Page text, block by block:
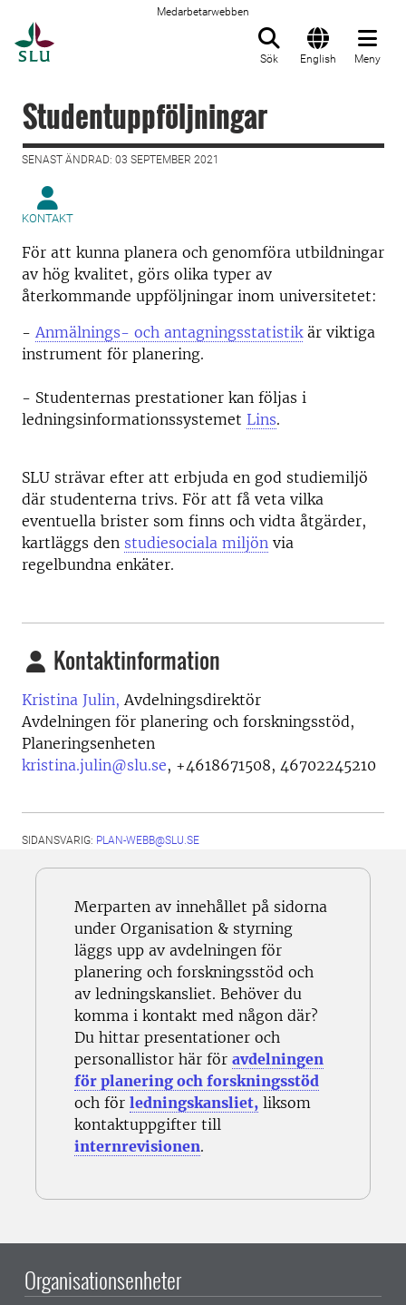
Medarbetarwebben
Sök English Meny
Studentuppföljningar
SENAST ÄNDRAD: 03 SEPTEMBER 2021
KONTAKT
För att kunna planera och genomföra utbildningar
av hög kvalitet, görs olika typer av
återkommande uppföljningar inom universitetet:
- Anmälnings- och antagningsstatistikär viktiga
instrument för planering.
- Studenternas prestationer kan följas i
ledningsinformationssystemet Lins.
SLU strävar efter att erbjuda en god studiemiljö
där studenterna trivs. För att få veta vilka
eventuella brister som finns och vidta åtgärder,
kartläggs den studiesociala miljön via
regelbundna enkäter.
Kontaktinformation
Kristina Julin, Avdelningsdirektör
Avdelningen för planering och forskningsstöd,
Planeringsenheten
kristina.julin@slu.se, +4618671508, 46702245210
SIDANSVARIG: PLAN-WEBB@SLU.SE
Merparten av innehållet på sidorna
under Organisation & styrning
läggs upp av avdelningen för
planering och forskningsstöd och
av ledningskansliet. Behöver du
komma i kontakt med någon där?
Du hittar presentationer och
personallistor här för avdelningen
för planering och forskningsstöd
och för ledningskansliet, liksom
kontaktuppgifter till
internrevisionen.
Organisationsenheter